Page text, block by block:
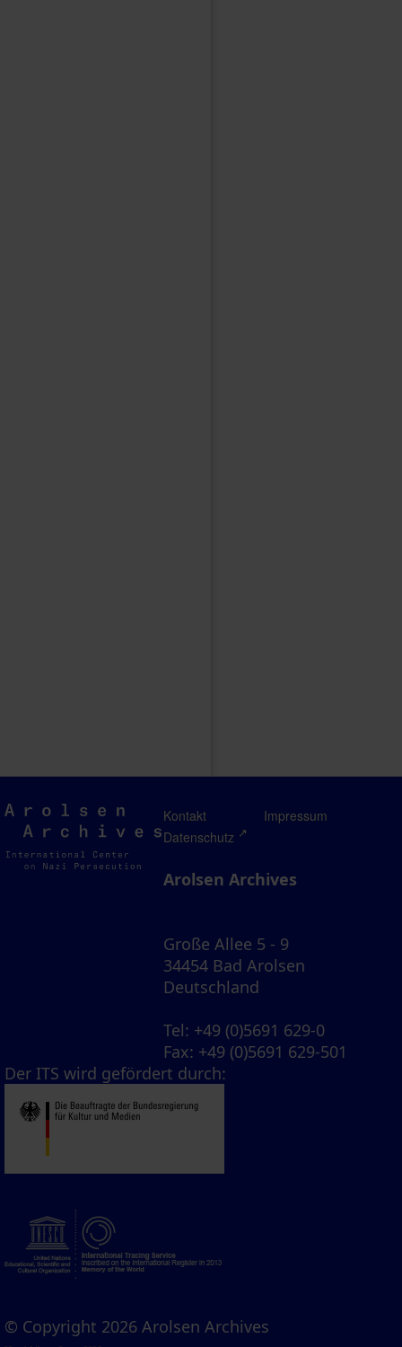
Arolsen
Archives
Kontakt
Impressum
Datenschutz
Arolsen Archives
Große Allee 5 - 9
34454 Bad Arolsen
Deutschland
Tel: +49 (0)5691 629-0
Fax: +49 (0)5691 629-501
Der ITS wird gefördert durch:
© Copyright 2026 Arolsen Archives